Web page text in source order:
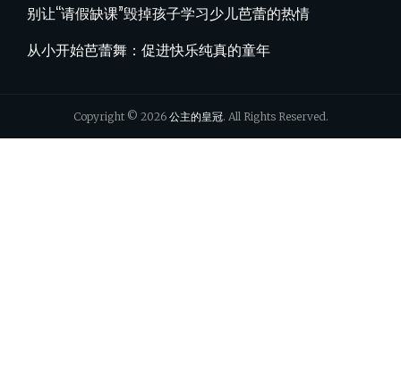
别让“请假缺课”毁掉孩子学习少儿芭蕾的热情
从小开始芭蕾舞：促进快乐纯真的童年
Copyright © 2026 公主的皇冠. All Rights Reserved.